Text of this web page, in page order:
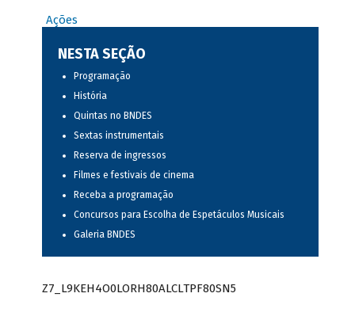
Ações
NESTA SEÇÃO
Programação
História
Quintas no BNDES
Sextas instrumentais
Reserva de ingressos
Filmes e festivais de cinema
Receba a programação
Concursos para Escolha de Espetáculos Musicais
Galeria BNDES
Z7_L9KEH4O0LORH80ALCLTPF80SN5